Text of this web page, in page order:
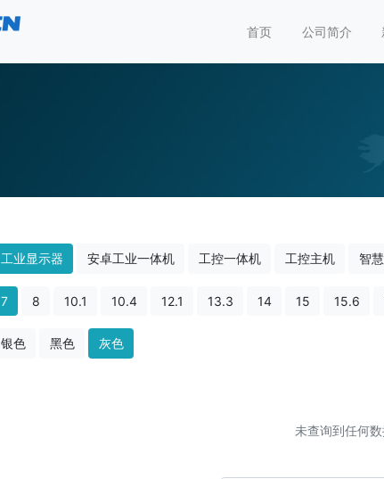
首页 公司简介
工业显示器 安卓工业一体机 工控一体机 工控主机 智
7 8 10.1 10.4 12.1 13.3 14 15 15.6
银色 黑色 灰色
未查询到任何数